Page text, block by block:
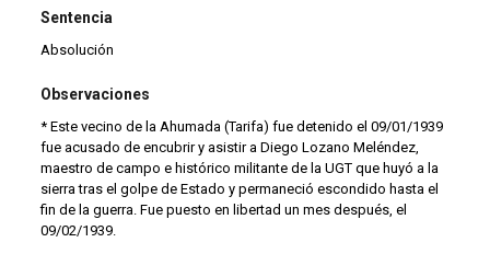
Sentencia
Absolución
Observaciones
* Este vecino de la Ahumada (Tarifa) fue detenido el 09/01/1939
fue acusado de encubrir y asistir a Diego Lozano Meléndez,
maestro de campo e histórico militante de la UGT que huyó a la
sierra tras el golpe de Estado y permaneció escondido hasta el
fin de la guerra. Fue puesto en libertad un mes después, el
09/02/1939.